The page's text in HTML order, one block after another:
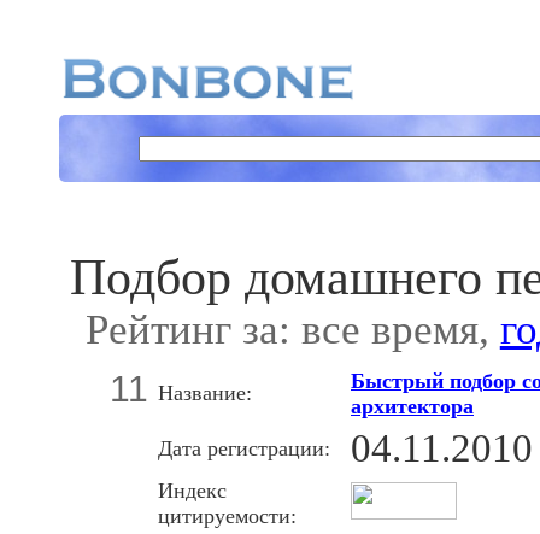
Подбор домашнего
Рейтинг за: все время,
11 Название:
Быстрый подбор
архитектора
Дата регистрации:
04.11.2010
Индекс
цитируемости: